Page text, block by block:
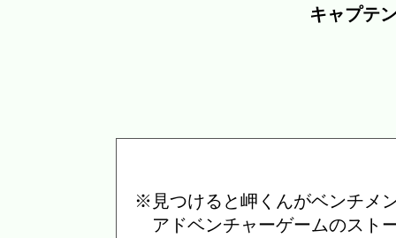
キャプテ
※見つけると岬くんがベンチメ
アドベンチャーゲームのスト